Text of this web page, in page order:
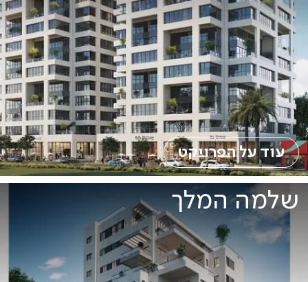
עוד על הפרויקט
שלמה המלך